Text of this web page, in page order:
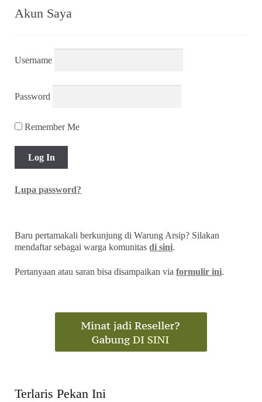
Akun Saya
Username
Password
Remember Me
Lupa password?
Baru pertamakali berkunjung di Warung Arsip? Silakan
mendaftar sebagai warga komunitasdi sini.
Pertanyaan atau saran bisa disampaikan viaformulir ini.
Terlaris Pekan Ini